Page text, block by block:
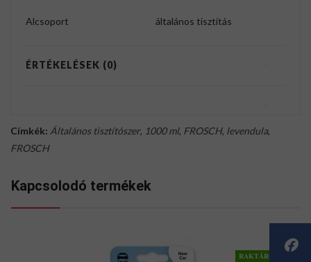
Alcsoport általános tisztítás
ÉRTÉKELÉSEK (0)
Címkék: Általános tisztítószer, 1000 ml, FROSCH, levendula,
FROSCH
Kapcsolodó termékek
RAKTÁRON